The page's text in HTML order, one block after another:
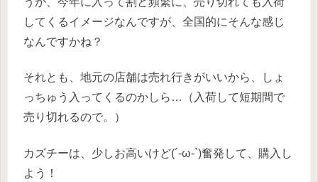
してくるイメージなんですが、全国的にそんな感じ
なんですかね？
それとも、地元の店舗は売れ行きがいいから、しょ
っちゅう入ってくるのかしら…（入荷して短期間で
売り切れるので。）
カズチーは、少しお高いけど(´-ω-`)奮発して、購入し
よう！